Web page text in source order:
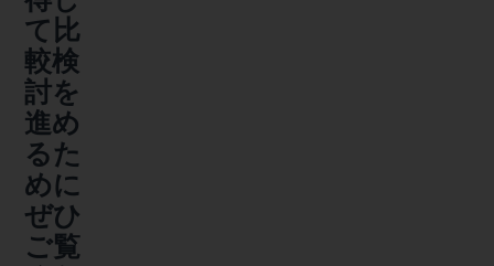
て比
較検
討を
進め
るた
めに
ぜひ
ご覧